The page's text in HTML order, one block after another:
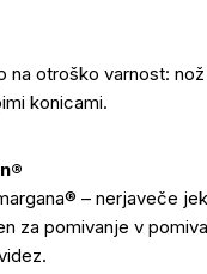
otroško varnost:
konicami.
– nerjaveče
za pomivanje v